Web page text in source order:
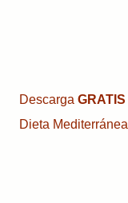
Descarga GRATIS
Dieta Mediterránea